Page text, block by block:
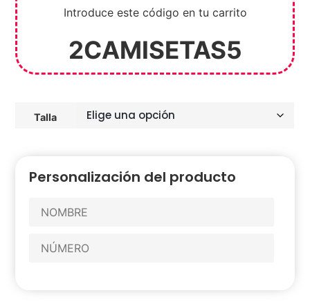
Introduce este código en tu carrito
2CAMISETAS5
Talla
Personalización del producto